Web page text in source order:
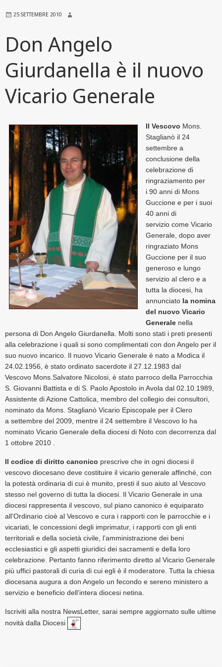
25 SETTEMBRE 2010
Don Angelo
Giurdanella è il nuovo
Vicario Generale
Il Vescovo Mons.
Staglianò il 24
settembre a
conclusione della
celebrazione di
ringraziamento per
i 90 anni di Mons
Guccione e per i suoi
40 anni di
servizio come Vicario
Generale, dopo aver
ringraziato Mons
Guccione per il suo
generoso e lungo
servizio al clero e a
tutta la diocesi, ha
annunciato la nomina
del nuovo Vicario
Generale nella
persona di Don Angelo Giurdanella. Molti sono stati i preti presenti
alla celebrazione i quali si sono complimentati con don Angelo per il
suo nuovo incarico. Il nuovo Vicario Generale è nato a Modica il
24.02.1956, è stato ordinato sacerdote il 27.12.1983 dal
Vescovo Mons.Salvatore Nicolosi, è stato parroco della Parrocchia
S. Giovanni Battista e di S. Paolo Apostolo in Avola dal 02.10.1989,
Assistente di Azione Cattolica, membro del collegio dei consultori,
nominato da Mons. Staglianò Vicario Episcopale per il Clero
a settembre del 2009, mentre il 24 settembre il Vescovo lo ha
nominato Vicario Generale della diocesi di Noto con decorrenza dal
1 ottobre 2010 .
Il codice di diritto canonico prescrive che in ogni diocesi il
vescovo diocesano deve costituire il vicario generale affinché, con
la potestà ordinaria di cui è munito, presti il suo aiuto al Vescovo
stesso nel governo di tutta la diocesi. Il Vicario Generale in una
diocesi rappresenta il vescovo, sul piano canonico è equiparato
all’Ordinario cioè al Vescovo e cura i rapporti con le parrocchie e i
vicariati, le concessioni degli imprimatur, i rapporti con gli enti
territoriali e della società civile, l’amministrazione dei beni
ecclesiastici e gli aspetti giuridici dei sacramenti e della loro
celebrazione. Pertanto fanno riferimento diretto al Vicario Generale
più uffici pastorali di curia di cui egli è il moderatore. Tutta la chiesa
diocesana augura a don Angelo un fecondo e sereno ministero a
servizio e beneficio dell’intera diocesi netina.
Iscriviti alla nostra NewsLetter, sarai sempre aggiornato sulle ultime
novità dalla Diocesi